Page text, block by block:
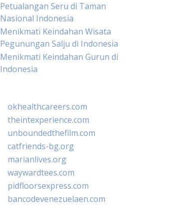
Petualangan Seru di Taman
Nasional Indonesia
Menikmati Keindahan Wisata
Pegunungan Salju di Indonesia
Menikmati Keindahan Gurun di
Indonesia
okhealthcareers.com
theintexperience.com
unboundedthefilm.com
catfriends-bg.org
marianlives.org
waywardtees.com
pidfloorsexpress.com
bancodevenezuelaen.com